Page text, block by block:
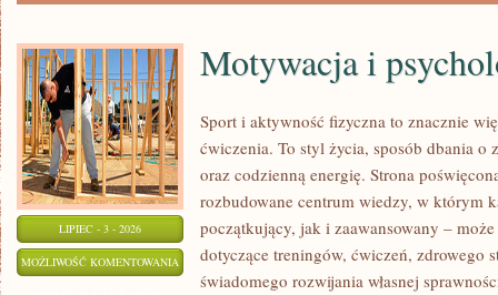
LIPIEC - 3 - 2026
MOŻLIWOŚĆ KOMENTOWANIA MOTYWACJA
Motywacja i
Sport i aktywność fizyczna to znacznie
ćwiczenia. To styl życia, sposób dbania o
oraz codzienną energię. Strona
rozbudowane centrum wiedzy, w którym
początkujący, jak i zaawansowany –
dotyczące treningów, ćwiczeń, zdrowego
świadomego rozwijania własnej